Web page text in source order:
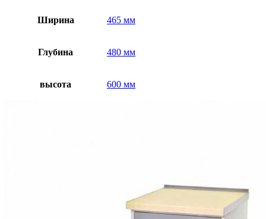
Ширина 465 мм
Глубина 480 мм
высота 600 мм